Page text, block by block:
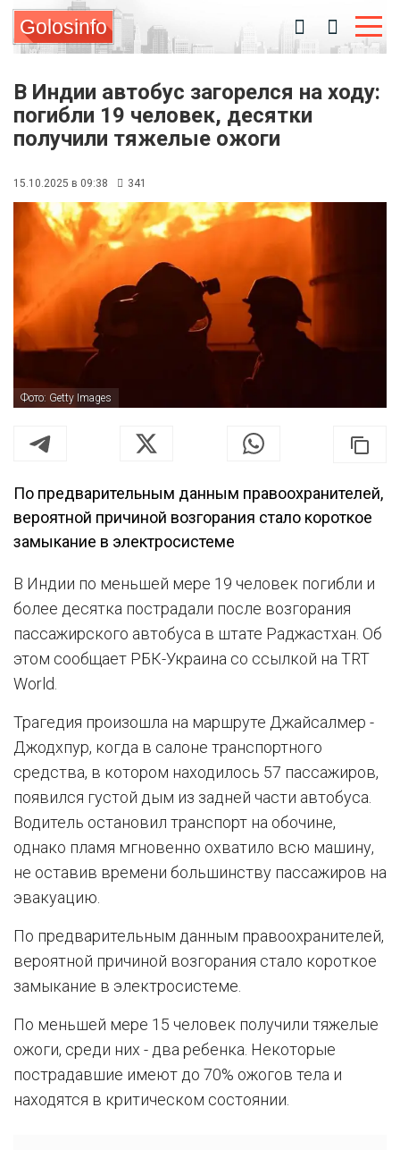
Golosinfo
В Индии автобус загорелся на ходу:
погибли 19 человек, десятки
получили тяжелые ожоги
15.10.2025 в 09:38 341
Фото: Getty Images
По предварительным данным правоохранителей,
вероятной причиной возгорания стало короткое
замыкание в электросистеме
В Индии по меньшей мере 19 человек погибли и
более десятка пострадали после возгорания
пассажирского автобуса в штате Раджастхан. Об
этом сообщает РБК-Украина со ссылкой на TRT
World.
Трагедия произошла на маршруте Джайсалмер -
Джодхпур, когда в салоне транспортного
средства, в котором находилось 57 пассажиров,
появился густой дым из задней части автобуса.
Водитель остановил транспорт на обочине,
однако пламя мгновенно охватило всю машину,
не оставив времени большинству пассажиров на
эвакуацию.
По предварительным данным правоохранителей,
вероятной причиной возгорания стало короткое
замыкание в электросистеме.
По меньшей мере 15 человек получили тяжелые
ожоги, среди них - два ребенка. Некоторые
пострадавшие имеют до 70% ожогов тела и
находятся в критическом состоянии.